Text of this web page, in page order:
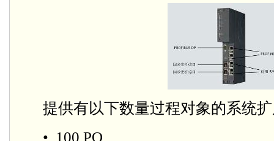
提供有以下数量过程对象的系统扩
• 100 PO